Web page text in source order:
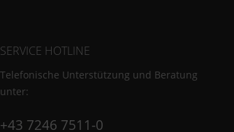
SERVICE HOTLINE
Telefonische Unterstützung und Beratung
unter:
+43 7246 7511-0